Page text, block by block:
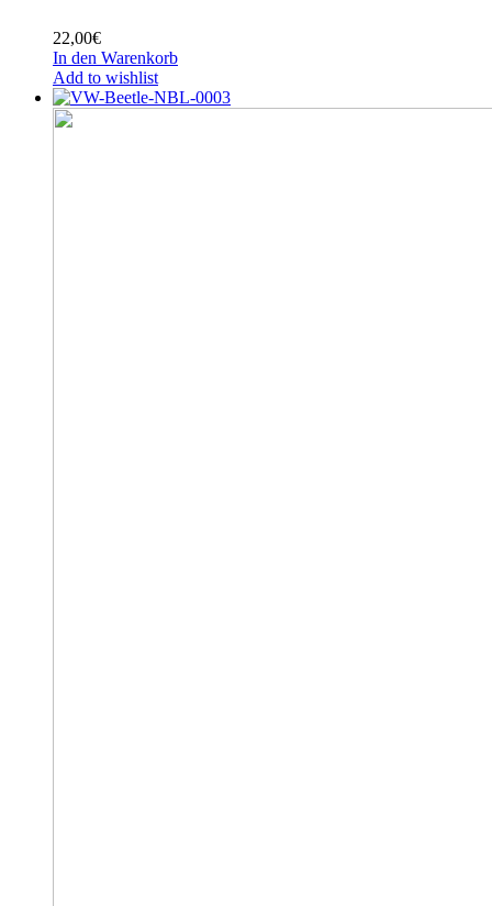
22,00€
In den Warenkorb
Add to wishlist